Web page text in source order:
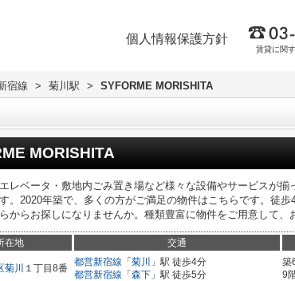
個人情報保護方針
賃貸に関
宿線 > 菊川駅 > SYFORME MORISHITA
MORISHITA
レベータ・敷地内ごみ置き場など様々な設備やサービスが
。2020年築で、多くの方がご満足の物件はこちらです。徒
からお探しになりませんか。種類豊富に物件をご用意して、
在地 交通
菊川 １丁目8番
都営新宿線 「 菊川
」駅 徒歩4分
都営新宿線 「 森下 」駅 徒歩5分
築
9